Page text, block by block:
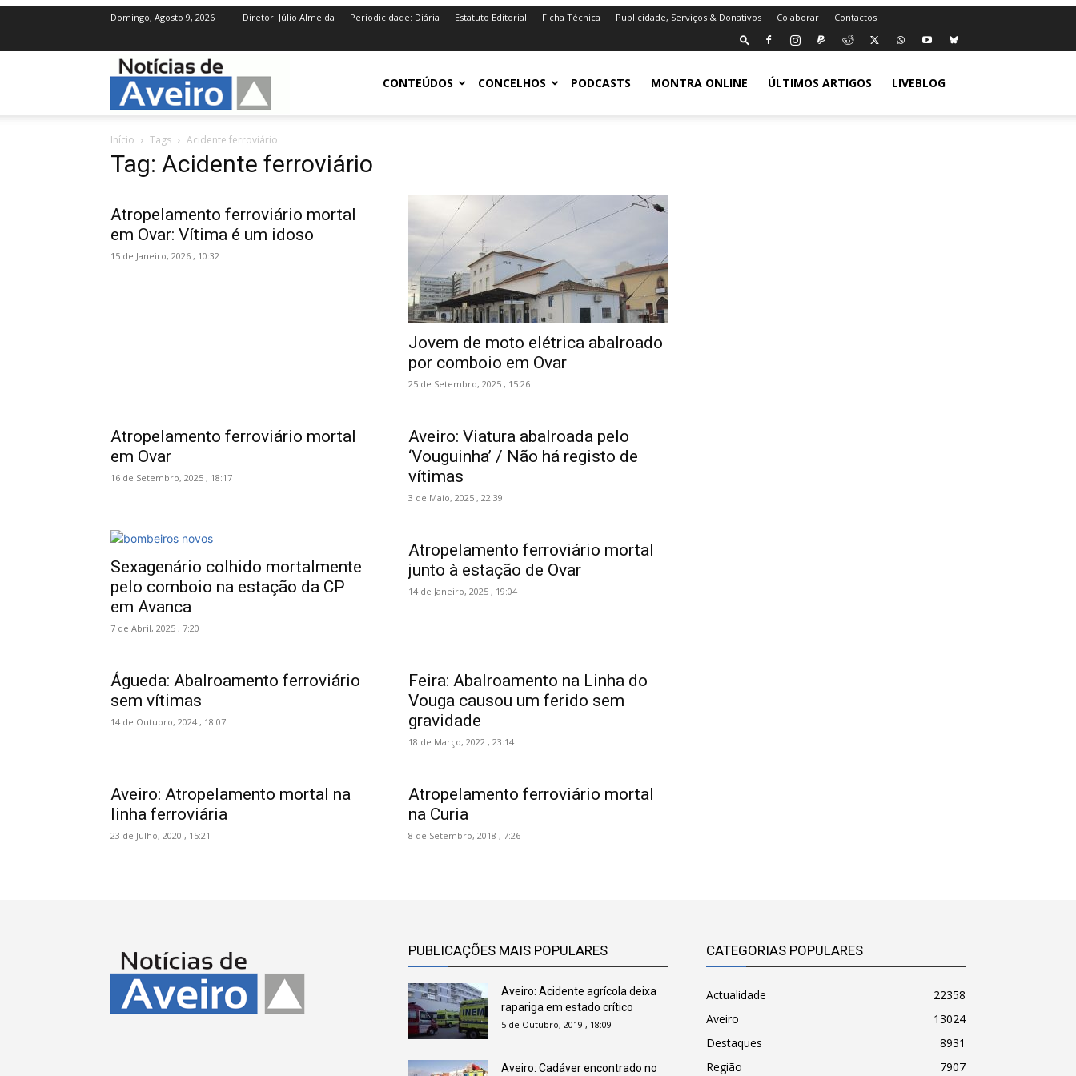
Domingo, Agosto 9, 2026 Diretor: Júlio Almeida Periodicidade: Diária Estatuto Editorial Ficha Técnica Publicidade, Serviços & Donativos Colaborar Contactos
NotíciasdeAveiro.ptCONTEÚDOS CONCELHOS PODCASTS MONTRA ONLINE ÚLTIMOS ARTIGOS LIVEBLOG
Início Tags Acidente ferroviário
Tag: Acidente ferroviário
Atropelamento ferroviário mortal
em Ovar: Vítima é um idoso
15 de Janeiro, 2026 , 10:32
Jovem de moto elétrica abalroado
por comboio em Ovar
25 de Setembro, 2025 , 15:26
Atropelamento ferroviário mortal
em Ovar
16 de Setembro, 2025 , 18:17
Aveiro: Viatura abalroada pelo
‘Vouguinha’ / Não há registo de
vítimas
3 de Maio, 2025 , 22:39
Sexagenário colhido mortalmente
pelo comboio na estação da CP
em Avanca
7 de Abril, 2025 , 7:20
Atropelamento ferroviário mortal
junto à estação de Ovar
14 de Janeiro, 2025 , 19:04
Águeda: Abalroamento ferroviário
sem vítimas
14 de Outubro, 2024 , 18:07
Feira: Abalroamento na Linha do
Vouga causou um ferido sem
gravidade
18 de Março, 2022 , 23:14
Aveiro: Atropelamento mortal na
linha ferroviária
23 de Julho, 2020 , 15:21
Atropelamento ferroviário mortal
na Curia
8 de Setembro, 2018 , 7:26
PUBLICAÇÕES MAIS POPULARES
Aveiro: Acidente agrícola deixa
rapariga em estado crítico
5 de Outubro, 2019 , 18:09
Aveiro: Cadáver encontrado no
CATEGORIAS POPULARES
Actualidade
22358
Aveiro
13024
Destaques
8931
Região
7907